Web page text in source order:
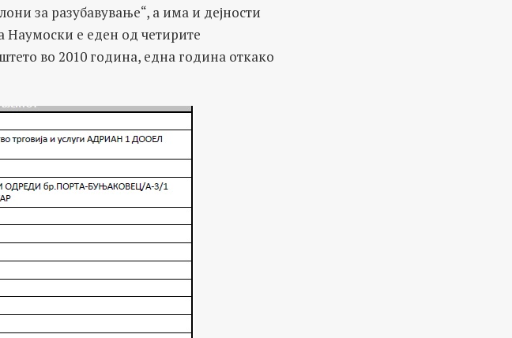
за разубавување“, а има и дејности
Наумоски е еден од четирите
во 2010 година, една година откако